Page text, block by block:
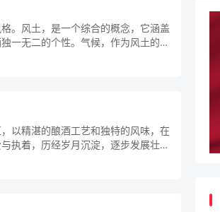
。风土，是一个综合的概念，它涵盖
一无二的个性。气候，作为风土的重
以精湛的酿酒工艺和独特的风味，在
执着，历经岁月沉淀，逐步发展壮